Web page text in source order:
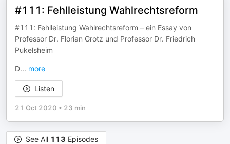
#111: Fehlleistung Wahlrechtsreform
#111: Fehlleistung Wahlrechtsreform – ein Essay von
Professor Dr. Florian Grotz und Professor Dr. Friedrich
Pukelsheim
D... more
Listen
21 Oct 2020 • 23 min
See All 113 Episodes